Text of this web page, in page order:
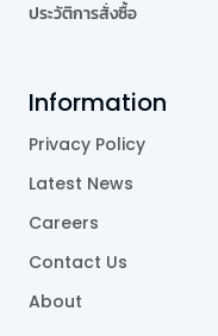
ประวัติการสั่งซื้อ
Information
Privacy Policy
Latest News
Careers
Contact Us
About